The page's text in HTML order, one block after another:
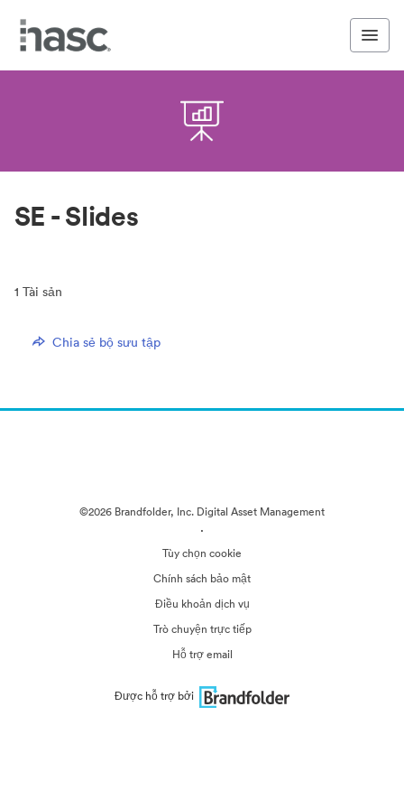
SE - Slides
1 Tài sản
Chia sẻ bộ sưu tập
©2026 Brandfolder, Inc. Digital Asset Management
·
Tùy chọn cookie
Chính sách bảo mật
Điều khoản dịch vụ
Trò chuyện trực tiếp
Hỗ trợ email
Được hỗ trợ bởi